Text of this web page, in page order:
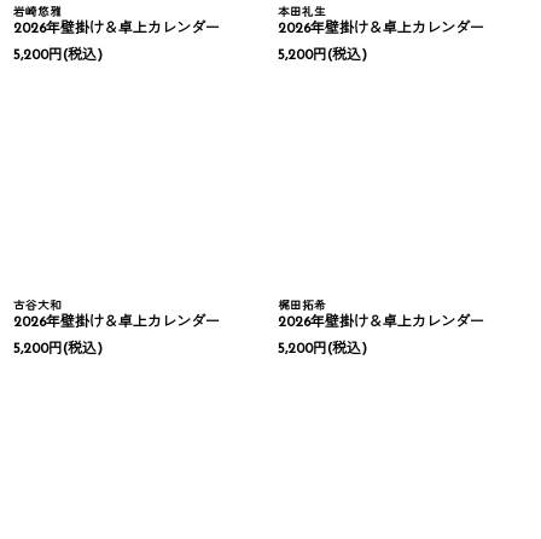
岩崎悠雅
2026年壁掛け＆卓上カレンダー
5,200円(税込)
本田礼生
2026年壁掛け＆卓上カレンダー
5,200円(税込)
古谷大和
2026年壁掛け＆卓上カレンダー
5,200円(税込)
梶田拓希
2026年壁掛け＆卓上カレンダー
5,200円(税込)